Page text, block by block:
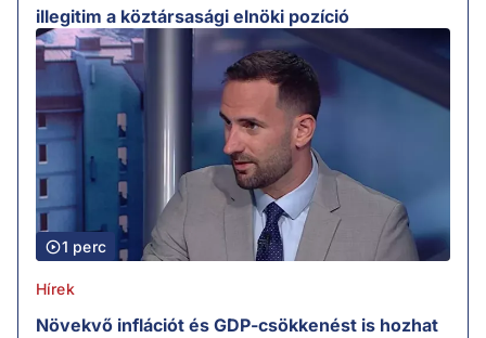
illegitim a köztársasági elnöki pozíció
1 perc
Hírek
Növekvő inflációt és GDP-csökkenést is hozhat